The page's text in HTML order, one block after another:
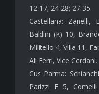
12-17; 24-28; 27-35.
Castellana: Zanelli,
Baldini (K) 10,
Militello 4, Villa 11,
All Ferri, Vice Cordani.
Cus Parma:
Parizzi F 5,